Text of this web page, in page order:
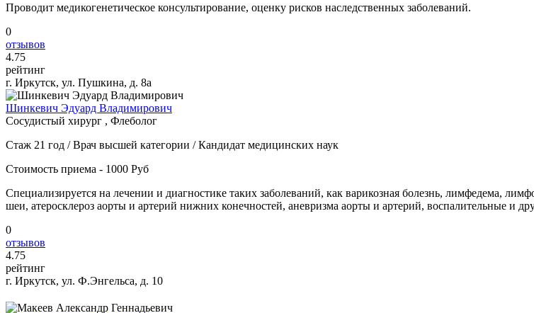
Проводит медикогенетическое консультирование, оценку рисков наследственных заболеваний.
0
отзывов
4.75
рейтинг
г. Иркутск, ул. Пушкина, д. 8а
Шинкевич Эдуард Владимирович
Сосудистый хирург , Флеболог
Стаж 21 год / Врач высшей категории / Кандидат медицинских наук
Стоимость приема - 1000 Руб
Специализируется на лечении и диагностике таких заболеваний, как варикозная болезнь, лимфедема,
шеи, атеросклероз аорты и артерий нижних конечностей, аневризма аорты и артерий, воспалительные и
0
отзывов
4.75
рейтинг
г. Иркутск, ул. Ф.Энгельса, д. 10